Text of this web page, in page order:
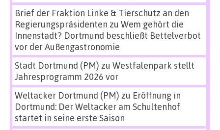
Brief der Fraktion Linke & Tierschutz an den
Regierungspräsidenten zu Wem gehört die
Innenstadt? Dortmund beschließt Bettelverbot
vor der Außengastronomie
Stadt Dortmund (PM) zu Westfalenpark stellt
Jahresprogramm 2026 vor
Weltacker Dortmund (PM) zu Eröffnung in
Dortmund: Der Weltacker am Schultenhof
startet in seine erste Saison